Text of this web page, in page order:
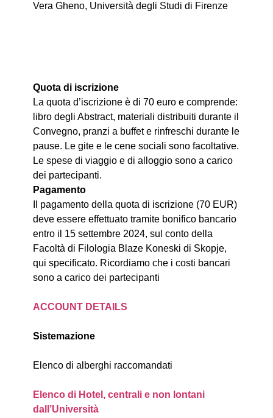
Vera Gheno, Università degli Studi di Firenze
Quota di iscrizione
La quota d’iscrizione è di 70 euro e comprende:
libro degli Abstract, materiali distribuiti durante il
Convegno, pranzi a buffet e rinfreschi durante le
pause. Le gite e le cene sociali sono facoltative.
Le spese di viaggio e di alloggio sono a carico
dei partecipanti.
Pagamento
Il pagamento della quota di iscrizione (70 EUR)
deve essere effettuato tramite bonifico bancario
entro il 15 settembre 2024, sul conto della
Facoltà di Filologia Blaze Koneski di Skopje,
qui specificato. Ricordiamo che i costi bancari
sono a carico dei partecipanti
ACCOUNT DETAILS
Sistemazione
Elenco di alberghi raccomandati
Elenco di Hotel, centrali e non lontani
dall’Università